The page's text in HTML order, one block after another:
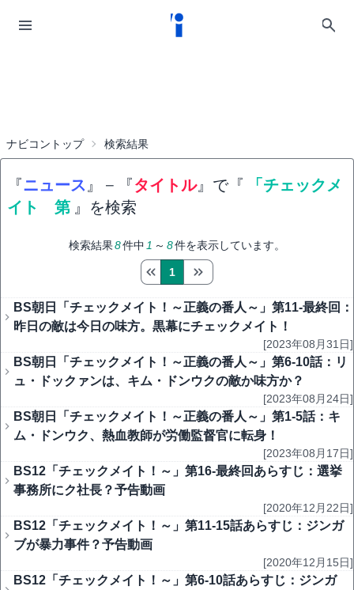
ナビコントップ 検索結果
『ニュース 』 − 『タイトル』で『
「チェックメ
イト 第 』を検索
検索結果8件中 1 ～ 8件を表示しています。
1
BS朝日「チェックメイト！～正義の番人～」第11-最終回：
昨日の敵は今日の味方。黒幕にチェックメイト！
[2023年08月31日]
BS朝日「チェックメイト！～正義の番人～」第6-10話：リ
ュ・ドックァンは、キム・ドンウクの敵か味方か？
[2023年08月24日]
BS朝日「チェックメイト！～正義の番人～」第1-5話：キ
ム・ドンウク、熱血教師が労働監督官に転身！
[2023年08月17日]
BS12「チェックメイト！～」第16-最終回あらすじ：選挙
事務所にク社長？予告動画
[2020年12月22日]
BS12「チェックメイト！～」第11-15話あらすじ：ジンガ
ブが暴力事件？予告動画
[2020年12月15日]
BS12「チェックメイト！～」第6-10話あらすじ：ジンガ